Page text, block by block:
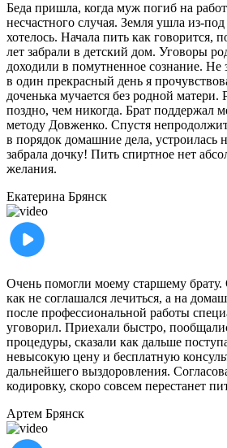
Беда пришла, когда муж погиб на
несчастного случая. Земля ушла из-
хотелось. Начала пить как говорится,
лет забрали в детский дом. Уговоры
доходили в помутненное сознание.
в один прекрасный день я
доченька мучается без родной
поздно, чем никогда. Брат поддержал
методу Довженко. Спустя
в порядок домашние дела, устроилась
забрала дочку! Пить спиртное нет
желания.
Екатерина Брянск
Очень помогли моему старшему
как не соглашался лечиться, а на
после профессиональной работы
уговорил. Приехали быстро,
процедуры, сказали как дальше
невысокую цену и бесплатную
дальнейшего выздоровления.
кодировку, скоро совсем перестанет
Артем Брянск